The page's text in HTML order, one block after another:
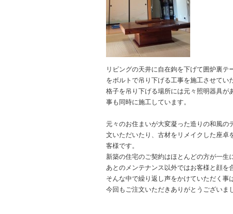
リビングの天井に自在鉤を下げて囲炉裏
をボルトで吊り下げる工事を施工させてい
格子を吊り下げる場所には元々照明器具が
事も同時に施工しています。
元々のお住まいが大変凝った造りの和風
文いただいたり、古材をリメイクした座卓
客様です。
新築の住宅のご契約はほとんどの方が一
あとのメンテナンス以外ではお客様と顔を
そんな中で繰り返し声をかけていただく事
今回もご注文いただきありがとうございま